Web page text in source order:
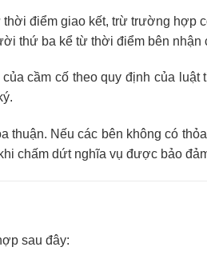
điểm giao kết, trừ trường hợp
thứ ba kể từ thời điểm bên nhận
cầm cố theo quy định của luật
thuận. Nếu các bên không có
chấm dứt nghĩa vụ được bảo
sau đây: